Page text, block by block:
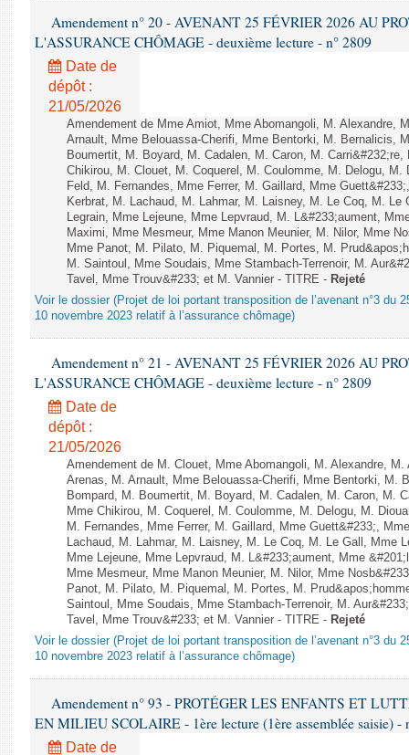
Amendement n° 20 - AVENANT 25 FÉVRIER 2026 AU
L'ASSURANCE CHÔMAGE - deuxième lecture - n° 2809
Date de
dépôt :
21/05/2026
Amendement de Mme Amiot, Mme Abomangoli, M. Alexandre,
Arnault, Mme Belouassa-Cherifi, Mme Bentorki, M. Bernalicis,
Boumertit, M. Boyard, M. Cadalen, M. Caron, M.
Chikirou, M. Clouet, M. Coquerel, M. Coulomme, M. Delogu, M.
Feld, M. Fernandes, Mme Ferrer, M. Gaillard, Mme
Kerbrat, M. Lachaud, M. Lahmar, M. Laisney, M. Le Coq, M. Le
Legrain, Mme Lejeune, Mme Lepvraud, M. L&#233;aument,
Maximi, Mme Mesmeur, Mme Manon Meunier, M. Nilor, Mme
Mme Panot, M. Pilato, M. Piquemal, M. Portes, M.
M. Saintoul, Mme Soudais, Mme Stambach-Terrenoir, M.
Tavel, Mme Trouv&#233; et M. Vannier - TITRE - Rejeté
Voir le dossier (Projet de loi portant transposition de l’avenant n°3 du
10 novembre 2023 relatif à l’assurance chômage)
Amendement n° 21 - AVENANT 25 FÉVRIER 2026 AU
L'ASSURANCE CHÔMAGE - deuxième lecture - n° 2809
Date de
dépôt :
21/05/2026
Amendement de M. Clouet, Mme Abomangoli, M. Alexandre,
Arenas, M. Arnault, Mme Belouassa-Cherifi, Mme Bentorki, M.
Bompard, M. Boumertit, M. Boyard, M. Cadalen, M. Caron, M.
Mme Chikirou, M. Coquerel, M. Coulomme, M. Delogu, M.
M. Fernandes, Mme Ferrer, M. Gaillard, Mme Guett&#233;,
Lachaud, M. Lahmar, M. Laisney, M. Le Coq, M. Le Gall, Mme
Mme Lejeune, Mme Lepvraud, M. L&#233;aument, Mme
Mme Mesmeur, Mme Manon Meunier, M. Nilor, Mme
Panot, M. Pilato, M. Piquemal, M. Portes, M.
Saintoul, Mme Soudais, Mme Stambach-Terrenoir, M.
Tavel, Mme Trouv&#233; et M. Vannier - TITRE - Rejeté
Voir le dossier (Projet de loi portant transposition de l’avenant n°3 du
10 novembre 2023 relatif à l’assurance chômage)
Amendement n° 93 - PROTÉGER LES ENFANTS ET
EN MILIEU SCOLAIRE - 1ère lecture (1ère assemblée saisie) -
Date de